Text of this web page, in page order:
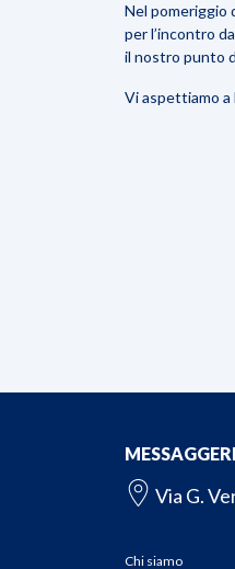
Nel pomeriggio
per l’incontro
il nostro punto
Vi aspettiamo a
Via G.
Chi siamo